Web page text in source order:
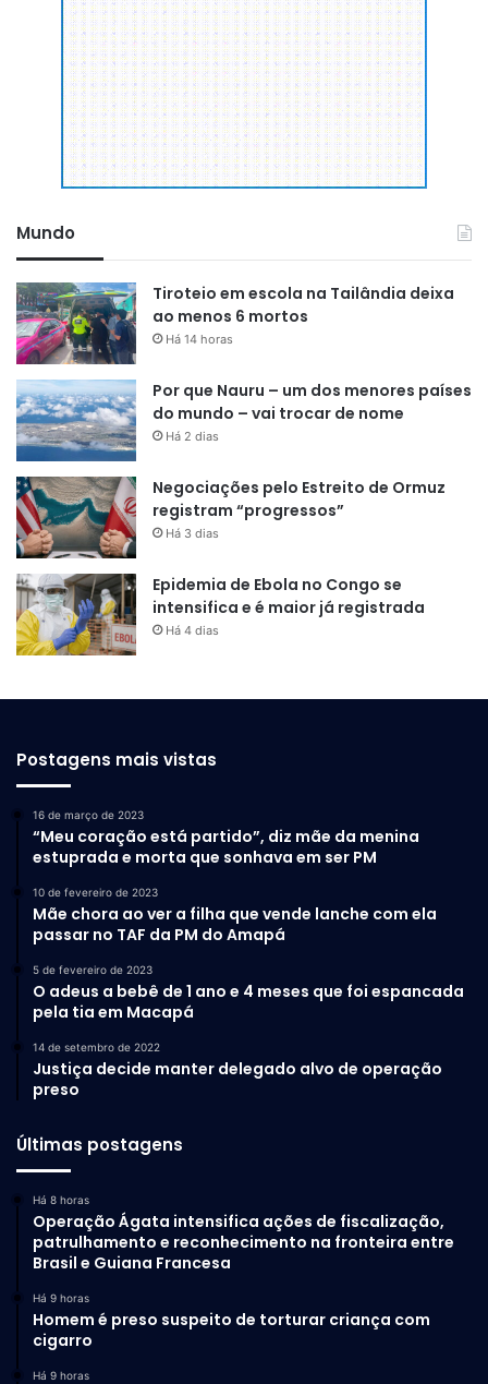
Mundo
Tiroteio em escola na Tailândia deixa
ao menos 6 mortos
Há 14 horas
Por que Nauru – um dos menores países
do mundo – vai trocar de nome
Há 2 dias
Negociações pelo Estreito de Ormuz
registram “progressos”
Há 3 dias
Epidemia de Ebola no Congo se
intensifica e é maior já registrada
Há 4 dias
Postagens mais vistas
16 de março de 2023
“Meu coração está partido”, diz mãe da menina
estuprada e morta que sonhava em ser PM
10 de fevereiro de 2023
Mãe chora ao ver a filha que vende lanche com ela
passar no TAF da PM do Amapá
5 de fevereiro de 2023
O adeus a bebê de 1 ano e 4 meses que foi espancada
pela tia em Macapá
14 de setembro de 2022
Justiça decide manter delegado alvo de operação
preso
Últimas postagens
Há 8 horas
Operação Ágata intensifica ações de fiscalização,
patrulhamento e reconhecimento na fronteira entre
Brasil e Guiana Francesa
Há 9 horas
Homem é preso suspeito de torturar criança com
cigarro
Há 9 horas